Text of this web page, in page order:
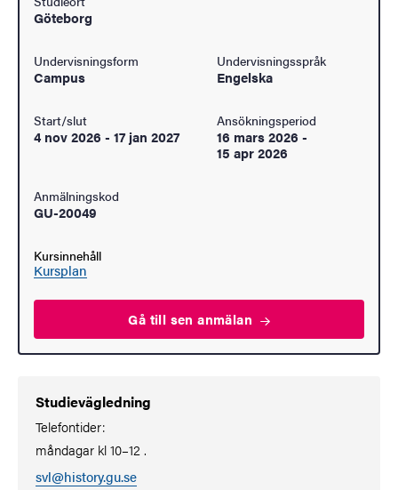
Göteborg
Undervisningsform
Campus
Undervisningsspråk
Engelska
Start/slut
4 nov 2026 - 17 jan 2027
Ansökningsperiod
16 mars 2026 -
15 apr 2026
Anmälningskod
GU-20049
Kursinnehåll
Kursplan
Gå till senanmälan
Studievägledning
Telefontider:
måndagar kl 10–12 .
svl@history.gu.se